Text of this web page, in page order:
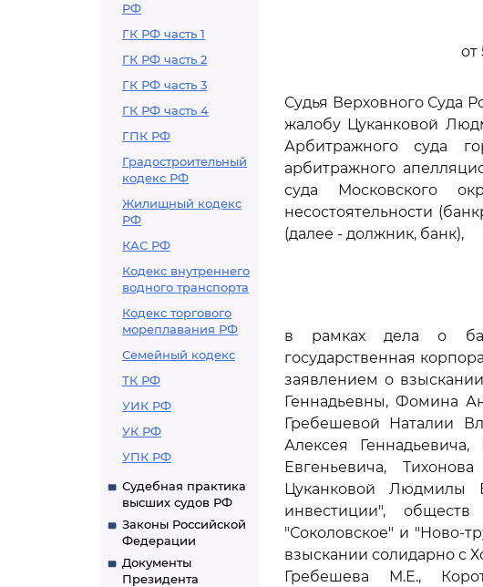
РФ
ГК РФ часть 1
ГК РФ часть 2
ГК РФ часть 3
ГК РФ часть 4
ГПК РФ
Градостроительный
кодекс РФ
Жилищный кодекс
РФ
КАС РФ
Кодекс внутреннего
водного транспорта
Кодекс торгового
мореплавания РФ
Семейный кодекс
ТК РФ
УИК РФ
УК РФ
УПК РФ
Судебная практика
высших судов РФ
Законы Российской
Федерации
Документы
Президента
от
Судья Верховного Суда
жалобу Цуканковой
Арбитражного суда
арбитражного
суда Московского
несостоятельности
(далее - должник, банк),
в рамках дела о
государственная
заявлением о
Геннадьевны, Фомина
Гребешевой Наталии
Алексея
Евгеньевича,
Цуканковой Людмилы
инвестиции", обществ
"Соколовское" и "Ново-
взыскании солидарно с
Гребешева М.Е.,